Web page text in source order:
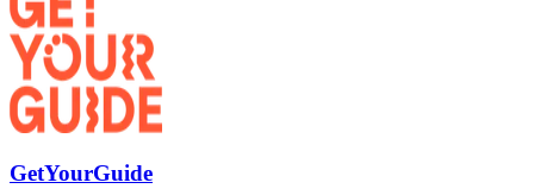
GetYourGuide